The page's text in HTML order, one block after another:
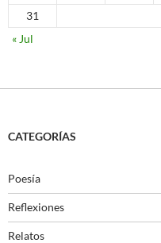
31
« Jul
CATEGORÍAS
Poesía
Reflexiones
Relatos